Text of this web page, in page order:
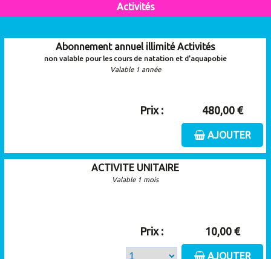
Activités
Abonnement annuel illimité Activités
non valable pour les cours de natation et d'aquapobie
Valable 1 année
Prix : 480,00 €
AJOUTER
ACTIVITE UNITAIRE
Valable 1 mois
Prix : 10,00 €
AJOUTER